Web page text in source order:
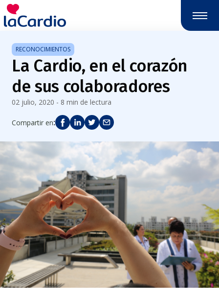
Nota:
este
sitio
web
incluye
accesibilidad.
RECONOCIMIENTOS
La Cardio, en el corazón
de sus colaboradores
02 julio, 2020 - 8 min de lectura
Compartir en: